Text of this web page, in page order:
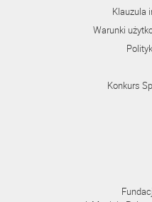
Klauzula
Warunki
Konkurs